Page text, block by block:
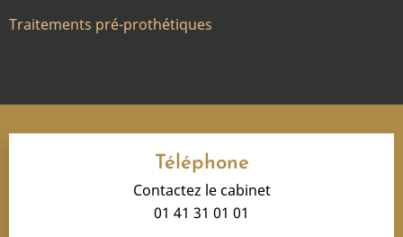
Traitements pré-prothétiques
Téléphone
Contactez le cabinet
01 41 31 01 01